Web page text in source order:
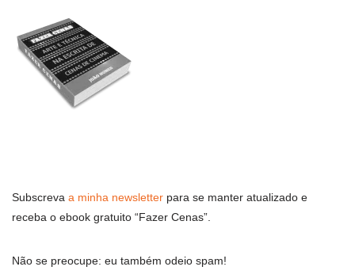
Subscreva a minha newsletter para se manter atualizado e
receba o ebook gratuito “Fazer Cenas”.
Não se preocupe: eu também odeio spam!